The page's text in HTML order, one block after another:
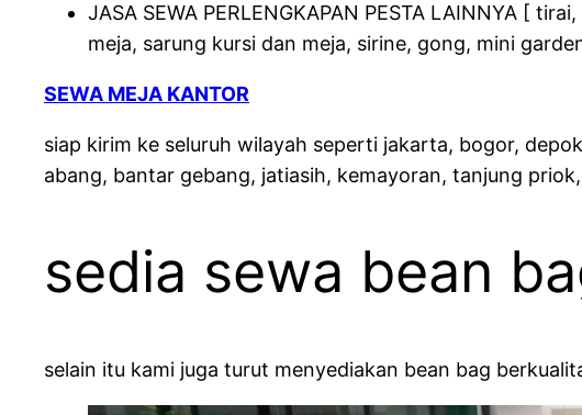
JASA SEWA PERLENGKAPAN PESTA LAINNYA [
meja, sarung kursi dan meja, sirine, gong, mini
SEWA MEJA KANTOR
siap kirim ke seluruh wilayah seperti jakarta, bogor,
abang, bantar gebang, jatiasih, kemayoran, tanjung
sedia sewa bean
selain itu kami juga turut menyediakan bean bag